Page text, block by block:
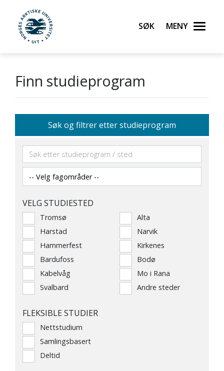
UiT Norges arktiske universitet
Søk Meny
Finn studieprogram
Søk og filtrer etter studieprogram
VELG STUDIESTED
Tromsø
Alta
Harstad
Narvik
Hammerfest
Kirkenes
Bardufoss
Bodø
Kabelvåg
Mo i Rana
Svalbard
Andre steder
FLEKSIBLE STUDIER
Nettstudium
Samlingsbasert
Deltid